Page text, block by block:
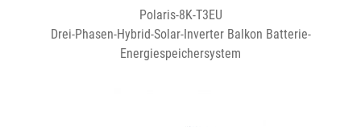
Polaris-8K-T3EU
Drei-Phasen-Hybrid-Solar-Inverter Balkon Batterie-
Energiespeichersystem